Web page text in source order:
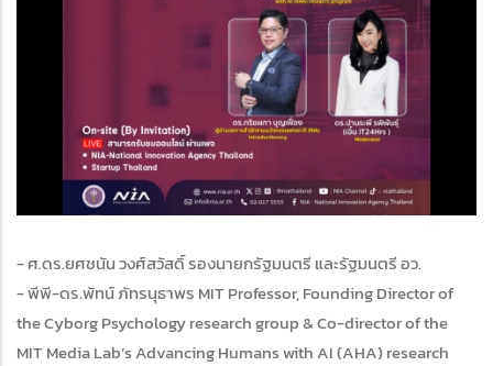
- ศ.ดร.ยศชนัน วงศ์สวัสดิ์ รองนายกรัฐมนตรี และรัฐมนตรี อว.
- พีพี-ดร.พัทน์ ภัทรนุธาพร MIT Professor, Founding Director of
the Cyborg Psychology research group & Co-director of the
MIT Media Lab’s Advancing Humans with AI (AHA) research